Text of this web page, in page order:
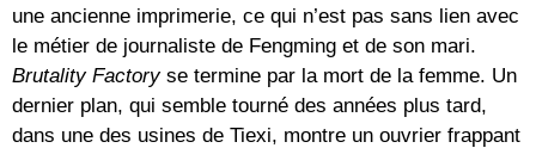
une ancienne imprimerie, ce qui n’est pas sans lien avec
le métier de journaliste de Fengming et de son mari.
Brutality Factoryse termine par la mort de la femme. Un
dernier plan, qui semble tourné des années plus tard,
dans une des usines de Tiexi, montre un ouvrier frappant